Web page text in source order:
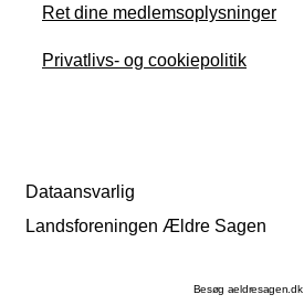
Ret dine medlemsoplysninger
Privatlivs- og cookiepolitik
Dataansvarlig
Landsforeningen Ældre Sagen
Besøg aeldresagen.dk